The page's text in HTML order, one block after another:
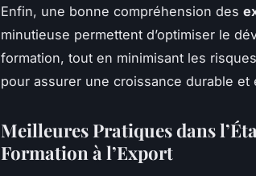
Enfin, une bonne compréhension des
minutieuse permettent d’optimiser le
formation, tout en minimisant les
pour assurer une croissance durable
Meilleures Pratiques dans
Formation à l’Export